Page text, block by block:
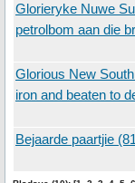
Glorieryke Nuwe
petrolbom aan die
Glorious New
iron and beaten to
Bejaarde paartjie